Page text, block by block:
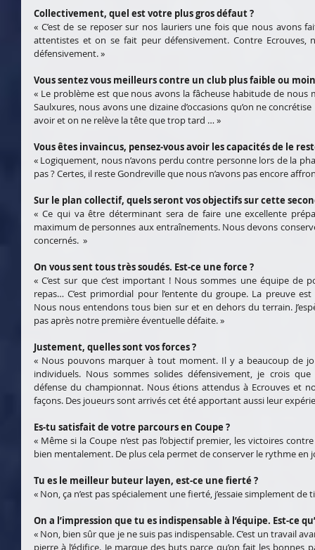
Collectivement, quel est votre plus gros défaut ?
« C’est de se reposer sur nos lauriers une fois que nous avons
attentistes et on se fait peur défensivement. Contre Ecrouves,
défensivement. »
Vous sentez vous meilleurs contre un club plus faible ou
« Le problème est que nous avons la fâcheuse habitude de nous
Saulxures, nous avons une dizaine d’occasions qu’on ne
avoir et on ne relève la tête que trop tard … »
Vous êtes invaincus, pensez-vous avoir les capacités de le
« Logiquement, nous n’avons perdu contre personne lors de la
pas ? Certes, il reste Gondreville que nous n’avons pas encore
Sur le plan collectif, quels seront vos objectifs sur cette
« Ce qui va être déterminant sera de faire une excellente
maximum de personnes aux entraînements. Nous devons
concernés.  »
On vous sent tous très soudés. Est-ce une force ?
« C’est sur que c’est important ! Nous sommes une équipe de
repas… C’est primordial pour l’entente du groupe. La preuve
Nous nous entendons tous bien sur et en dehors du terrain.
pas après notre première éventuelle défaite. »
Justement, quelles sont vos forces ?
« Nous pouvons marquer à tout moment. Il y a beaucoup de
individuels. Nous sommes solides défensivement, je crois
défense du championnat. Nous étions attendus à Ecrouves et
façons. Des joueurs sont arrivés cet été apportant aussi leur
Es-tu satisfait de votre parcours en Coupe ?
« Même si la Coupe n’est pas l’objectif premier, les victoires
bien mentalement. De plus cela permet de conserver le rythme en
Tu es le meilleur buteur layen, est-ce une fierté ?
« Non, ça n’est pas spécialement une fierté, j’essaie simplement de
On a l’impression que tu es indispensable à l’équipe. Est-ce
« Non, bien sûr que je ne suis pas indispensable. C’est un travail
pierre à l’édifice. Je marque des buts parce qu’on fait les bonnes